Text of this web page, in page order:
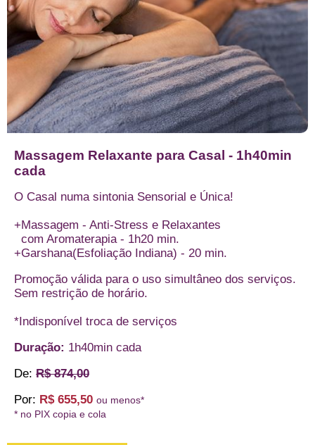
Massagem Relaxante para Casal - 1h40min
cada
O Casal numa sintonia Sensorial e Única!
+Massagem - Anti-Stress e Relaxantes
com Aromaterapia - 1h20 min.
+Garshana(Esfoliação Indiana) - 20 min.
Promoção válida para o uso simultâneo dos serviços.
Sem restrição de horário.
*Indisponível troca de serviços
Duração: 1h40min cada
De: R$ 874,00
Por: R$ 655,50 ou menos*
* no PIX copia e cola